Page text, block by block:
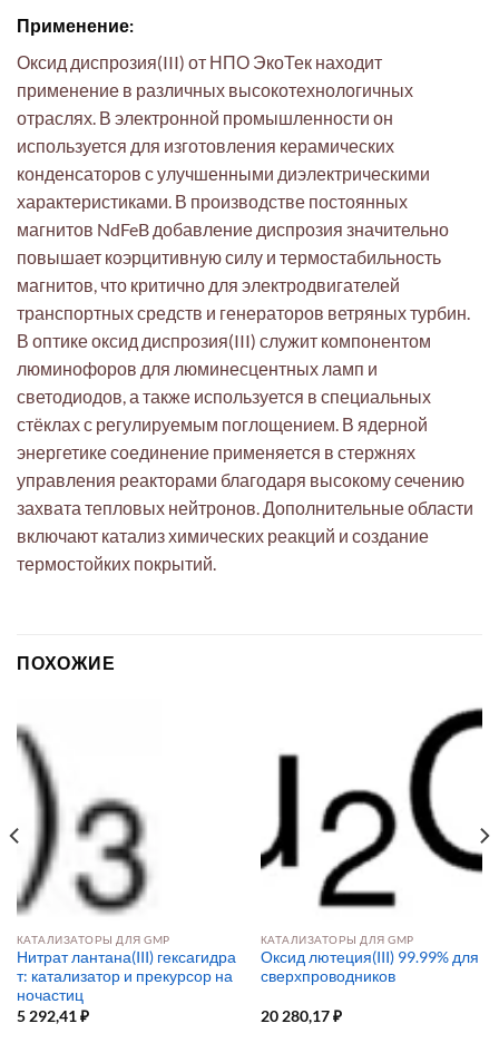
Применение:
Оксид диспрозия(III) от НПО ЭкоТек находит
применение в различных высокотехнологичных
отраслях. В электронной промышленности он
используется для изготовления керамических
конденсаторов с улучшенными диэлектрическими
характеристиками. В производстве постоянных
магнитов NdFeB добавление диспрозия значительно
повышает коэрцитивную силу и термостабильность
магнитов, что критично для электродвигателей
транспортных средств и генераторов ветряных турбин.
В оптике оксид диспрозия(III) служит компонентом
люминофоров для люминесцентных ламп и
светодиодов, а также используется в специальных
стёклах с регулируемым поглощением. В ядерной
энергетике соединение применяется в стержнях
управления реакторами благодаря высокому сечению
захвата тепловых нейтронов. Дополнительные области
включают катализ химических реакций и создание
термостойких покрытий.
ПОХОЖИЕ
КАТАЛИЗАТОРЫ ДЛЯ GMP
Нитрат лантана(III) гексагидра
т: катализатор и прекурсор на
ночастиц
5 292,41₽
КАТАЛИЗАТОРЫ ДЛЯ GMP
Оксид лютеция(III) 99.99% для
сверхпроводников
20 280,17₽